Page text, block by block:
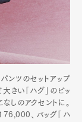
ンツのセットアップ
きい「ハグ」のビッ
しのアクセントに。
、バッグ「ハ